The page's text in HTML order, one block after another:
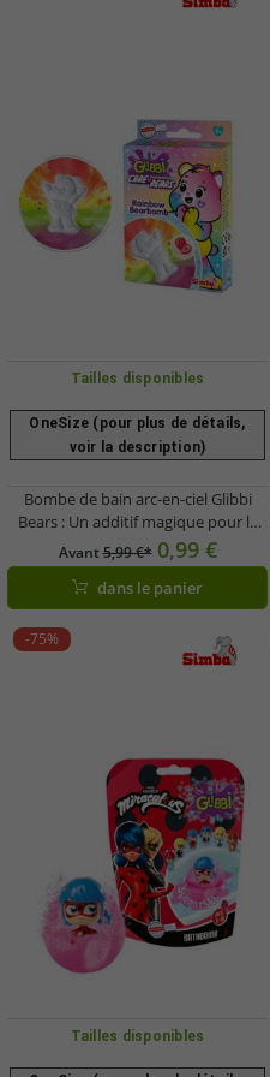
Tailles disponibles
OneSize (pour plus de détails,
voir la description)
Bombe de bain arc-en-ciel Glibbi
Bears : Un additif magique pour le
bain des enfants dès 3 ans - Bombe
de bain effervescente à effet arc-en-
ciel et parfum fraise
Avant5,99 €* 0,99 €
dans le panier
-75%
Tailles disponibles